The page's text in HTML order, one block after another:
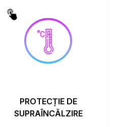
PROTECȚIE DE
SUPRAÎNCĂLZIRE